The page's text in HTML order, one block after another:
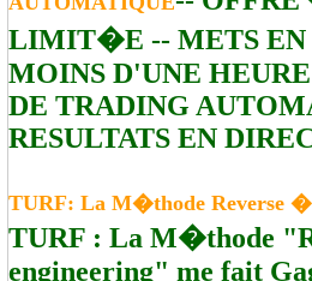
LIMIT�E -- METS EN
MOINS D'UNE
DE TRADING
RESULTATS EN
TURF: La M�thode Reverse �
TURF : La M�thode
engineering" me fait